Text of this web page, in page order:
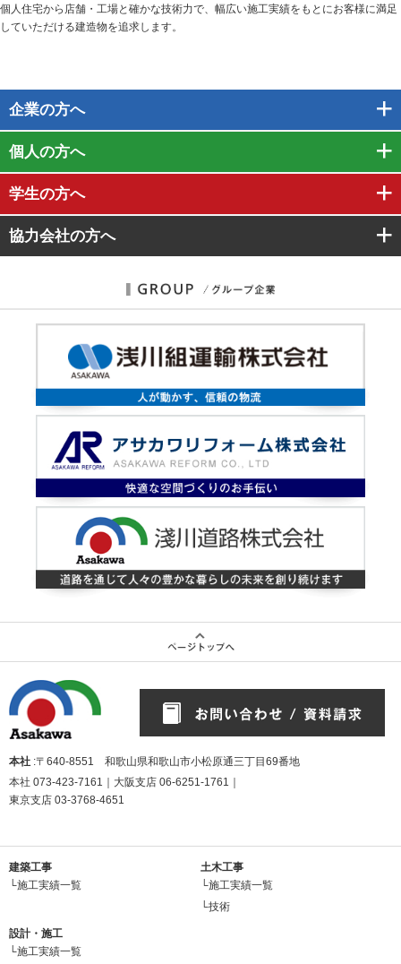
個人住宅から店舗・工場と確かな技術力で、幅広い施工実績をもとにお客様に満足
していただける建造物を追求します。
企業の方へ
個人の方へ
学生の方へ
協力会社の方へ
本社 :〒640-8551 和歌山県和歌山市小松原通三丁目69番地
本社 073-423-7161 ｜大阪支店 06-6251-1761
東京支店 03-3768-4651
建築工事
└施工実績一覧
土木工事
└施工実績一覧
└技術
設計・施工
└施工実績一覧